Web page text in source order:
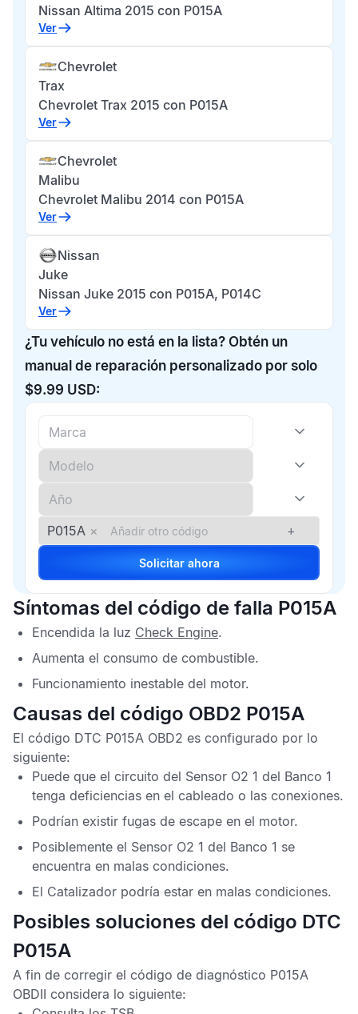
Nissan Altima 2015 con P015A
Ver
Chevrolet
Trax
Chevrolet Trax 2015 con P015A
Ver
Chevrolet
Malibu
Chevrolet Malibu 2014 con P015A
Ver
Nissan
Juke
Nissan Juke 2015 con P015A, P014C
Ver
¿Tu vehículo no está en la lista? Obtén un
manual de reparación personalizado por solo
$9.99 USD:
P015A × +
Solicitar ahora
Síntomas del código de falla P015A
Encendida la luz Check Engine.
Aumenta el consumo de combustible.
Funcionamiento inestable del motor.
Causas del código OBD2 P015A
El código DTC P015A OBD2 es configurado por lo
siguiente:
Puede que el circuito del Sensor O2 1 del Banco 1
tenga deficiencias en el cableado o las conexiones.
Podrían existir fugas de escape en el motor.
Posiblemente el Sensor O2 1 del Banco 1 se
encuentra en malas condiciones.
El Catalizador podría estar en malas condiciones.
Posibles soluciones del código DTC
P015A
A fin de corregir el código de diagnóstico P015A
OBDII considera lo siguiente: